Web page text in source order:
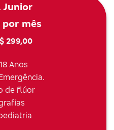
Junior
por mês
299,00
Anos
de flúor